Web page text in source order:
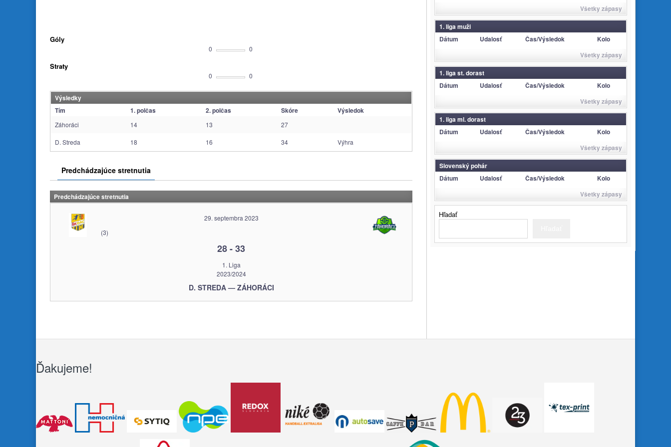
Góly
0 0
Straty
0 0
Výsledky
Tím
1. polčas 2. polčas Skóre Výsledok
Záhoráci 14 13 27
D. Streda 18 16 34 Výhra
Predchádzajúce stretnutia
Predchádzajúce stretnutia
29. septembra 2023
(3)
28-33
1. Liga
2023/2024
D. STREDA — ZÁHORÁCI
Všetky zápasy
1. liga muži
Dátum
Udalosť Čas/Výsledok
Kolo
Všetky zápasy
1. liga st. dorast
Dátum
Udalosť Čas/Výsledok
Kolo
Všetky zápasy
1. liga ml. dorast
Dátum
Udalosť Čas/Výsledok
Kolo
Všetky zápasy
Slovenský pohár
Dátum
Udalosť Čas/Výsledok
Kolo
Všetky zápasy
Hľadať
Ďakujeme!